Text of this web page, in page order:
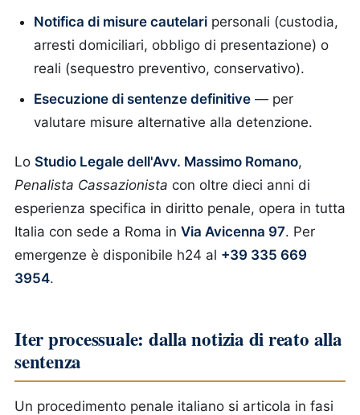
Notifica di misure cautelari personali (custodia,
arresti domiciliari, obbligo di presentazione) o
reali (sequestro preventivo, conservativo).
Esecuzione di sentenze definitive — per
valutare misure alternative alla detenzione.
Lo Studio Legale dell'Avv. Massimo Romano,
Penalista Cassazionista con oltre dieci anni di
esperienza specifica in diritto penale, opera in tutta
Italia con sede a Roma in Via Avicenna 97. Per
emergenze è disponibile h24 al +39 335 669
3954.
Iter processuale: dalla notizia di reato alla
sentenza
Un procedimento penale italiano si articola in fasi